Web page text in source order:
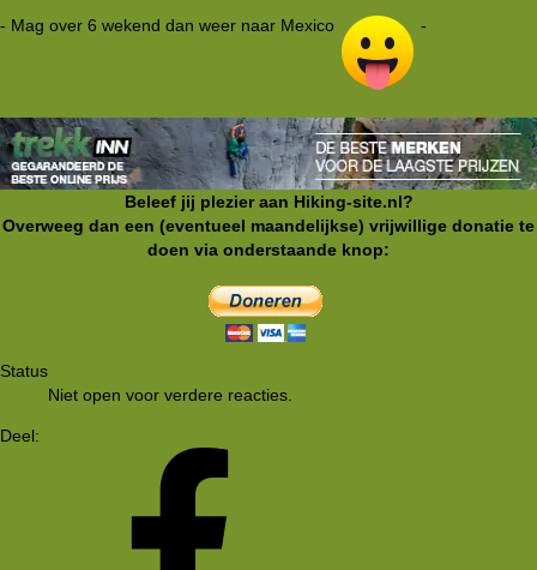
- Mag over 6 wekend dan weer naar Mexico -
Beleef jij plezier aan Hiking-site.nl?
Overweeg dan een (eventueel maandelijkse) vrijwillige donatie te
doen via onderstaande knop:
Status
Niet open voor verdere reacties.
Deel: